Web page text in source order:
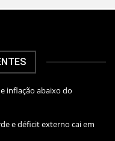
inflação abaixo do
e déficit externo cai em